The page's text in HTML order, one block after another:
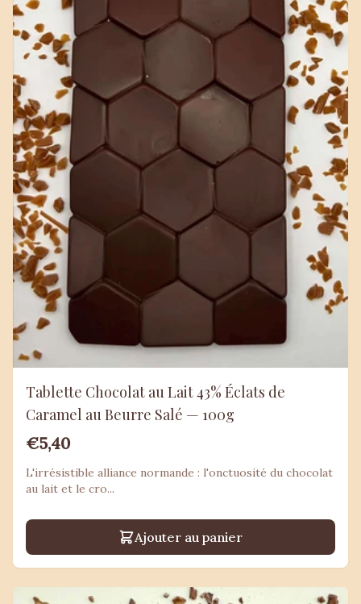
Tablette Chocolat au Lait 43% Éclats de
Caramel au Beurre Salé — 100g
€5,40
L'irrésistible alliance normande : l'onctuosité du chocolat
au lait et le cro...
Ajouter au panier